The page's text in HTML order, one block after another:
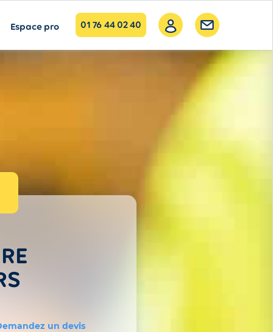
Espace pro 01 76 44 02 40
un devis